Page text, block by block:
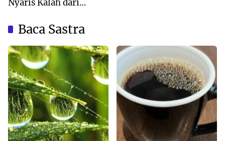
Nyaris Kalah dari
Baca Sastra